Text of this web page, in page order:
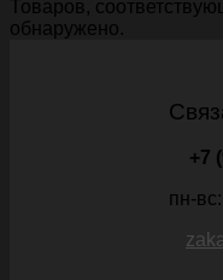
Товаров,
обнаружено.
+7
пн-вс: